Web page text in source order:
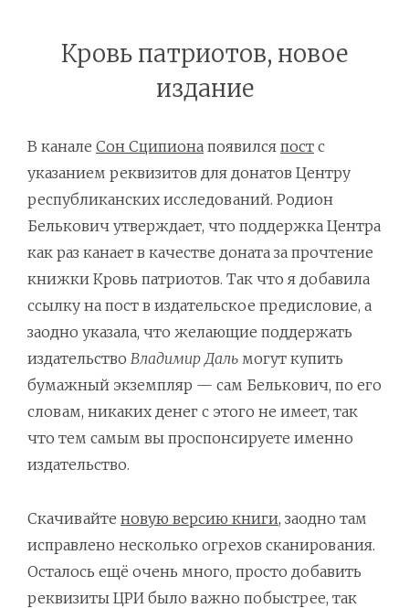
Кровь патриотов, новое
издание
В канале Сон Сципиона появился пост с
указанием реквизитов для донатов Центру
республиканских исследований. Родион
Белькович утверждает, что поддержка Центра
как раз канает в качестве доната за прочтение
книжки Кровь патриотов. Так что я добавила
ссылку на пост в издательское предисловие, а
заодно указала, что желающие поддержать
издательство Владимир Даль могут купить
бумажный экземпляр — сам Белькович, по его
словам, никаких денег с этого не имеет, так
что тем самым вы проспонсируете именно
издательство.
Скачивайте новую версию книги, заодно там
исправлено несколько огрехов сканирования.
Осталось ещё очень много, просто добавить
реквизиты ЦРИ было важно побыстрее, так